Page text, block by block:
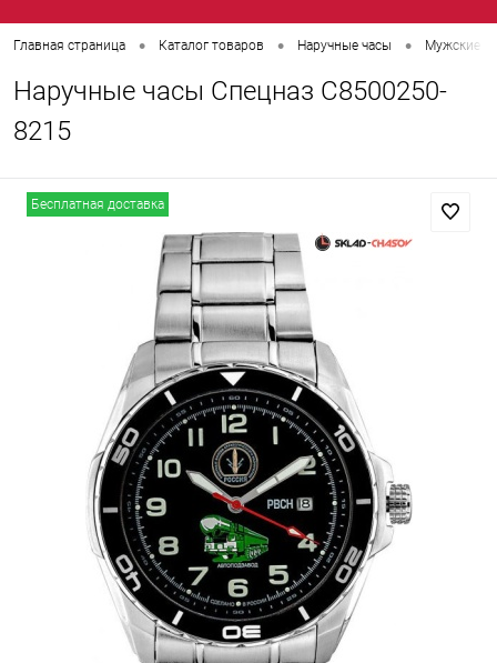
Главная страница • Каталог товаров • Наручные часы • Мужские
Наручные часы Спецназ С8500250-
8215
Бесплатная доставка